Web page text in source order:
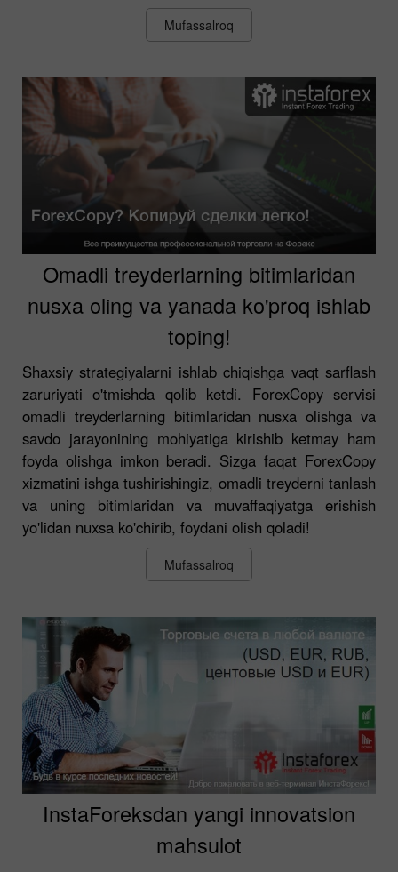
Mufassalroq
Omadli treyderlarning bitimlaridan
nusxa oling va yanada ko'proq ishlab
toping!
Shaxsiy strategiyalarni ishlab chiqishga vaqt sarflash
zaruriyati o'tmishda qolib ketdi. ForexCopy servisi
omadli treyderlarning bitimlaridan nusxa olishga va
savdo jarayonining mohiyatiga kirishib ketmay ham
foyda olishga imkon beradi. Sizga faqat ForexCopy
xizmatini ishga tushirishingiz, omadli treyderni tanlash
va uning bitimlaridan va muvaffaqiyatga erishish
yo'lidan nuxsa ko'chirib, foydani olish qoladi!
Mufassalroq
InstaForeksdan yangi innovatsion
mahsulot